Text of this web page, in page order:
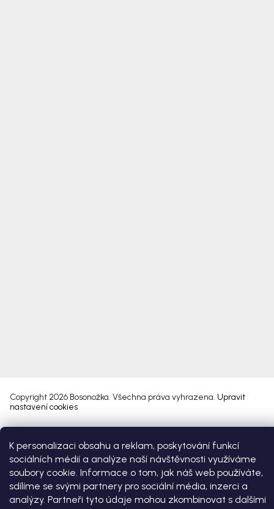
K personalizaci obsahu a reklam, poskytování funkcí
sociálních médií a analýze naší návštěvnosti využíváme
soubory cookie. Informace o tom, jak náš web používáte,
sdílíme se svými partnery pro sociální média, inzerci a
analýzy. Partneři tyto údaje mohou zkombinovat s dalšími
Copyright 2026 Bosonožka. Všechna práva vyhrazena. Upravit
nastavení cookies